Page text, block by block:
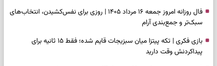
فال روزانه امروز جمعه ۱۶ مرداد ۱۴۰۵ | روزی برای نفس‌کشیدن، انتخاب‌های
سبک‌تر و جمع‌بندی آرام
بازی فکری | تکه پیتزا میان سبزیجات قایم شده؛ فقط ۱۵ ثانیه برای
پیداکردنش وقت دارید